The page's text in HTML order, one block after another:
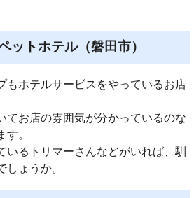
ットホテル（磐田市）
もホテルサービスをやっているお店
てお店の雰囲気が分かっているのな
。
いるトリマーさんなどがいれば、馴
ょうか。